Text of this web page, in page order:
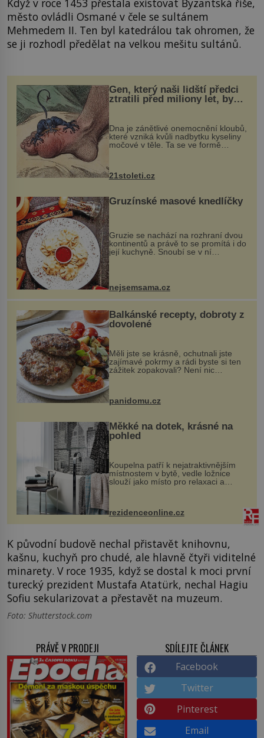
město ovládli Osmané v čele se sultánem
Mehmedem II. Ten byl katedrálou tak ohromen, že
se ji rozhodl předělat na velkou mešitu sultánů.
Gen, který naši lidští předci
ztratili před miliony let, by
mohl pomoci s léčbou
„nemoci králů“
Dna je zánětlivé onemocnění kloubů,
které vzniká kvůli nadbytku kyseliny
močové v těle. Ta se ve formě
nohou, a způsobuje bole...
21stoleti.cz
Gruzínské masové knedlíčky
Gruzie se nachází na rozhraní dvou
kontinentů a právě to se promítá i do
její kuchyně. Snoubí se v ní
evropské a asijské chutě a díky tomu
pokrmy, které rozhodně st...
nejsemsama.cz
Balkánské recepty, dobroty z
dovolené
Měli jste se krásně, ochutnali jste
zajímavé pokrmy a rádi byste si ten
zážitek zopakovali? Není nic
snazšího. Pljeskavica (10 porcí)
Možná jste ji ochutnali na dovolené v
panidomu.cz
Měkké na dotek, krásné na
pohled
Koupelna patří k nejatraktivnějším
místnostem v bytě, vedle ložnice
slouží jako místo pro relaxaci a
odpočinek. Koupelnový textil –
ručníky, osušky a koberečky –
mohou jako mávnutím kouzelného
proutku...
rezidenceonline.cz
K původní budově nechal přistavět knihovnu,
kašnu, kuchyň pro chudé, ale hlavně čtyři viditelné
minarety. V roce 1935, když se dostal k moci první
turecký prezident Mustafa Atatürk, nechal Hagiu
Sofiu sekularizovat a přestavět na muzeum.
Foto: Shutterstock.com
PRÁVĚ V PRODEJI SDÍLEJTE ČLÁNEK
Facebook
Twitter
Pinterest
Email